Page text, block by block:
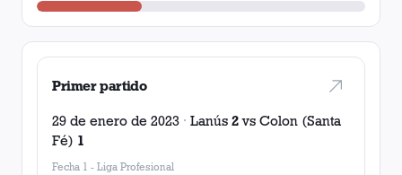
Primer partido
29 de enero de 2023 · Lanús 2vs Colon (Santa
Fé) 1
Fecha 1 - Liga Profesional